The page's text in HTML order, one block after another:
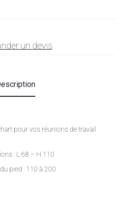
un devis
pour vos réunions de travail
: L 68 – H 110
pied : 110 à 200